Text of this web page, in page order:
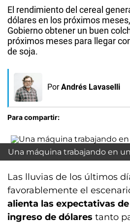
El rendimiento del cereal
dólares en los próximos
Gobierno obtener un buen
próximos meses para llegar
de soja.
Por Andrés Lavaselli
Para compartir:
Una máquina trabajando en
Las lluvias de los últimos
favorablemente el
alienta las expectativas
ingreso de dólares tanto